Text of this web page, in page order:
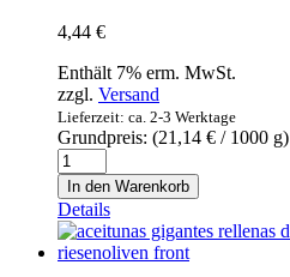
4,44 €
Enthält 7% erm. MwSt.
zzgl. Versand
Lieferzeit: ca. 2-3 Werktage
Grundpreis: (21,14 € / 1000 g)
Manzanilla
Oliven
mit
Kernen
-
bernal
In den Warenkorb
Details